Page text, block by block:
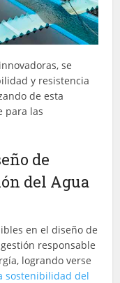
se
y resistencia
de esta
para las
de
del Agua
en el diseño de
responsable
logrando verse
sostenibilidad del